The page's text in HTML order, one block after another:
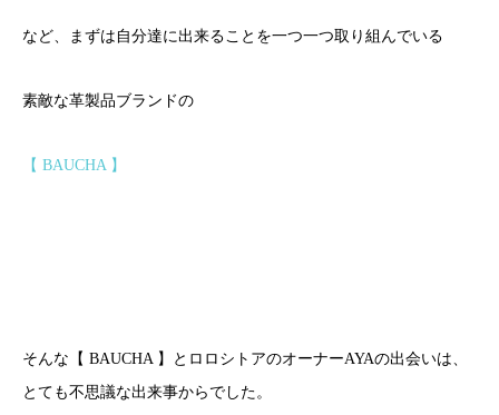
など、まずは自分達に出来ることを一つ一つ取り組んでいる
素敵な革製品ブランドの
【 BAUCHA 】
そんな【 BAUCHA 】とロロシトアのオーナーAYAの出会いは、
とても不思議な出来事からでした。